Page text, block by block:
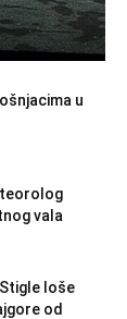
u
vala
Stigle loše
od